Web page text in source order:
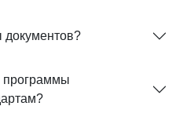
документов?
программы